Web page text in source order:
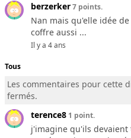
berzerker7 points.
Nan mais qu'elle idée
coffre aussi ...
Il y a 4 ans
Tous
Les commentaires pour cette
fermés.
terence8 1 point.
j'imagine qu'ils devaient